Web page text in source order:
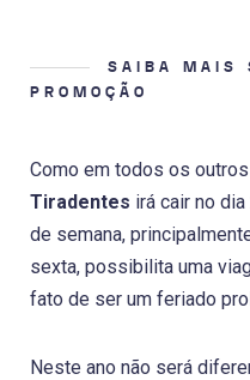
SAIBA MAIS
PROMOÇÃO
Como em todos os
Tiradentes irá cair no
de semana,
sexta, possibilita uma
fato de ser um feriado
Neste ano não será